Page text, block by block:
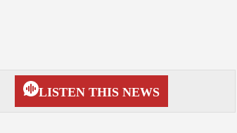
LISTEN THIS NEWS